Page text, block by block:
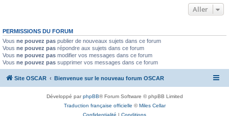
Aller
PERMISSIONS DU FORUM
Vous ne pouvez pas publier de nouveaux sujets dans ce forum
Vous ne pouvez pas répondre aux sujets dans ce forum
Vous ne pouvez pas modifier vos messages dans ce forum
Vous ne pouvez pas supprimer vos messages dans ce forum
Site OSCAR Bienvenue sur le nouveau forum OSCAR
Développé parphpBB® Forum Software © phpBB Limited
Traduction française officielle ©Miles Cellar
Confidentialité | Conditions